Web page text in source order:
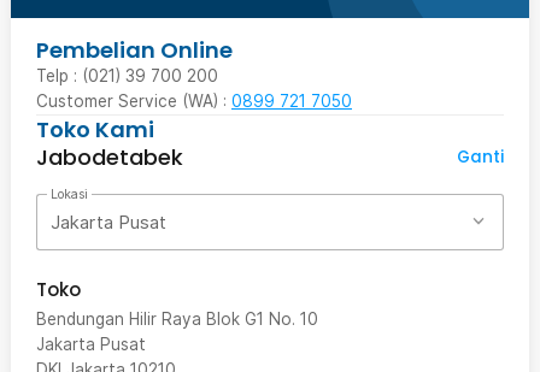
Pembelian Online
Telp : (021) 39 700 200
Customer Service (WA) : 0899 721 7050
Toko Kami
Jabodetabek
Ganti
Lokasi
Jakarta Pusat
Toko
Bendungan Hilir Raya Blok G1 No. 10
Jakarta Pusat